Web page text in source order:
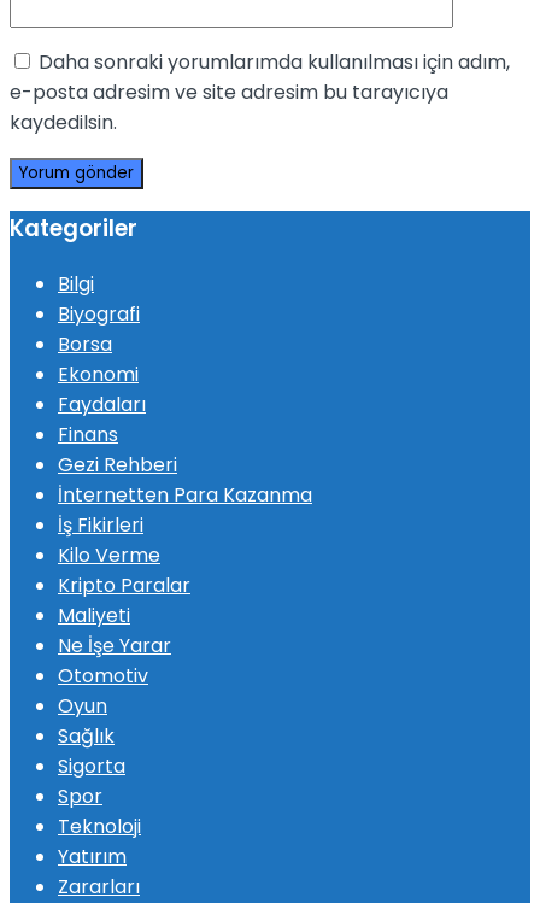
Daha sonraki yorumlarımda kullanılması için adım,
e-posta adresim ve site adresim bu tarayıcıya
kaydedilsin.
Kategoriler
Bilgi
Biyografi
Borsa
Ekonomi
Faydaları
Finans
Gezi Rehberi
İnternetten Para Kazanma
İş Fikirleri
Kilo Verme
Kripto Paralar
Maliyeti
Ne İşe Yarar
Otomotiv
Oyun
Sağlık
Sigorta
Spor
Teknoloji
Yatırım
Zararları